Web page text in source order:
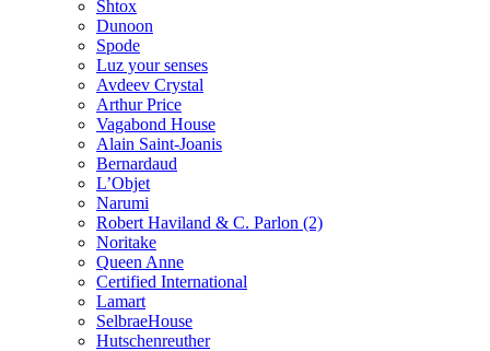
Shtox
Dunoon
Spode
Luz your senses
Avdeev Crystal
Arthur Price
Vagabond House
Alain Saint-Joanis
Bernardaud
L’Objet
Narumi
Robert Haviland & C. Parlon (2)
Noritakе
Queen Anne
Certified International
Lamart
SelbraeHouse
Hutschenreuther